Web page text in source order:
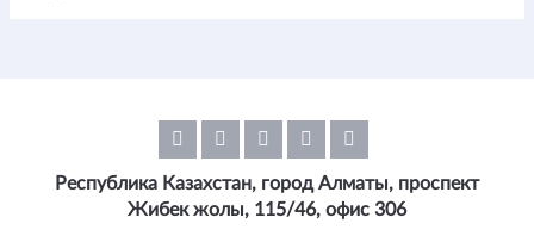
Республика Казахстан, город Алматы, проспект
Жибек жолы, 115/46, офис 306